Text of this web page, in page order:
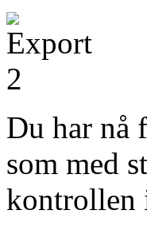
Du har nå
som med
kontrollen